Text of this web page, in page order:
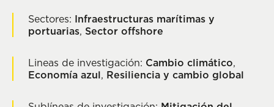
Sectores: Infraestructuras marítimas y
portuarias, Sector offshore
Lineas de investigación: Cambio climático,
Economía azul, Resiliencia y cambio global